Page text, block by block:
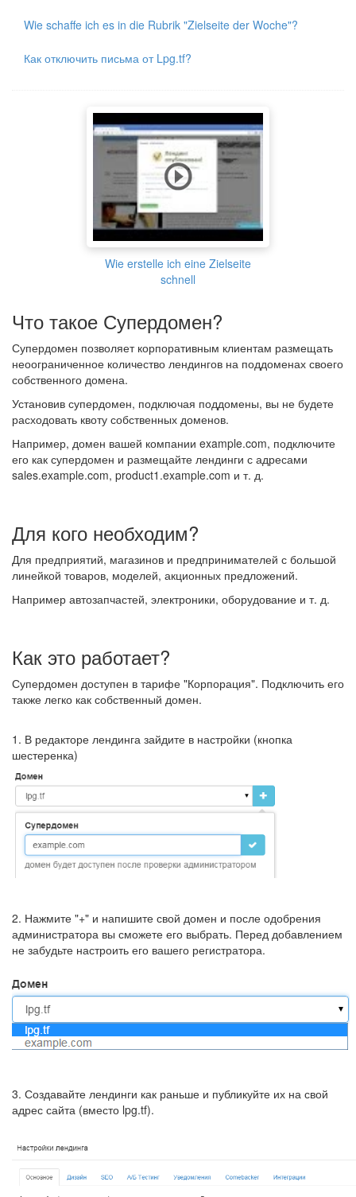
Wie schaffe ich es in die Rubrik "Zielseite der Woche"?
Как отключить письма от Lpg.tf?
Wie erstelle ich eine Zielseite
schnell
Что такое Супердомен?
Супердомен позволяет корпоративным клиентам размещать
неоограниченное количество лендингов на поддоменах своего
собственного домена.
Установив супердомен, подключая поддомены, вы не будете
расходовать квоту собственных доменов.
Например, домен вашей компании example.com, подключите
его как супердомен и размещайте лендинги с адресами
sales.example.com, product1.example.com и т. д.
Для кого необходим?
Для предприятий, магазинов и предпринимателей с большой
линейкой товаров, моделей, акционных предложений.
Например автозапчастей, электроники, оборудование и т. д.
Как это работает?
Супердомен доступен в тарифе "Корпорация". Подключить его
также легко как собственный домен.
1. В редакторе лендинга зайдите в настройки (кнопка
шестеренка)
2. Нажмите "+" и напишите свой домен и после одобрения
администратора вы сможете его выбрать. Перед добавлением
не забудьте настроить его вашего регистратора.
3. Создавайте лендинги как раньше и публикуйте их на свой
адрес сайта (вместо lpg.tf).